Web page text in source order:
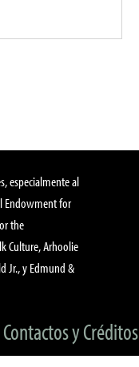
especialmente al
Endowment for
the
Culture, Arhoolie
Jr., y Edmund &
Contactos y Créditos